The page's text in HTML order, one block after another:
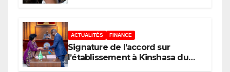
ACTUALITÉS FINANCE
Signature de l’accord sur
l’établissement à Kinshasa du